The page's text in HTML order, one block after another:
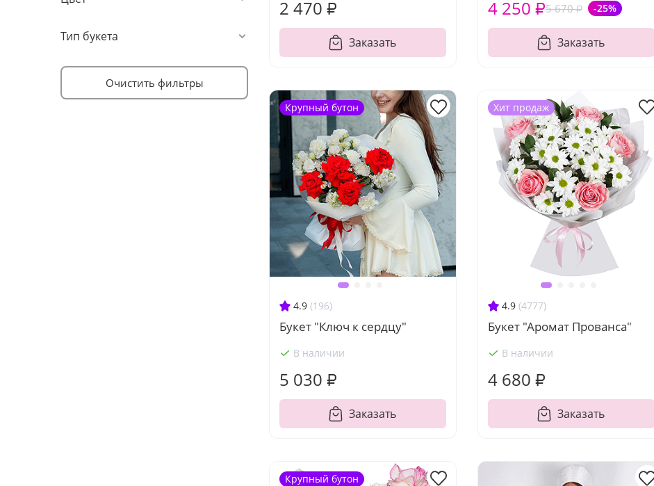
Тип букета
Очистить фильтры
2 470 ₽
Заказать
5 670 ₽ -25%
4 250 ₽
Заказать
4.9 (196)
Букет "Ключ к сердцу"
В наличии
5 030 ₽
Заказать
Крупный бутон
4.9 (4777)
Букет "Аромат Прованса"
В наличии
4 680 ₽
Заказать
Хит продаж
Крупный бутон